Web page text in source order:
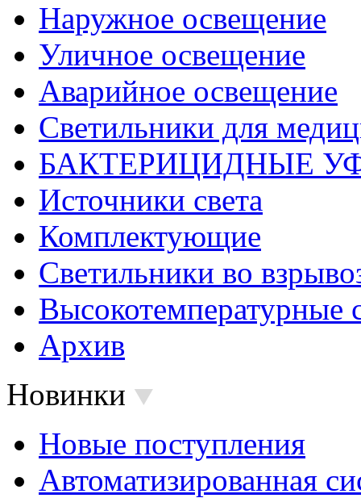
Наружное освещение
Уличное освещение
Аварийное освещение
Светильники для
БАКТЕРИЦИДНЫЕ
Источники света
Комплектующие
Светильники во
Высокотемпературные
Архив
Новинки
Новые поступления
Автоматизированная